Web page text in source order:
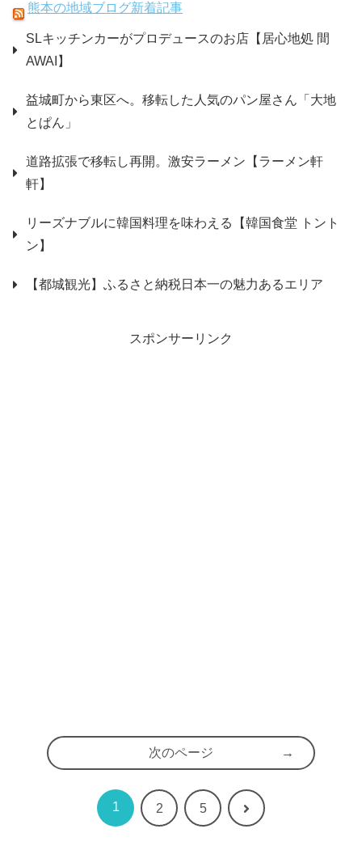
熊本の地域ブログ新着記事
SLキッチンカーがプロデュースのお店【居心地処 間
AWAI】
益城町から東区へ。移転した人気のパン屋さん「大地
とぱん」
道路拡張で移転し再開。激安ラーメン【ラーメン軒
軒】
リーズナブルに韓国料理を味わえる【韓国食堂 トント
ン】
【都城観光】ふるさと納税日本一の魅力あるエリア
スポンサーリンク
次のページ
1 2 5 次